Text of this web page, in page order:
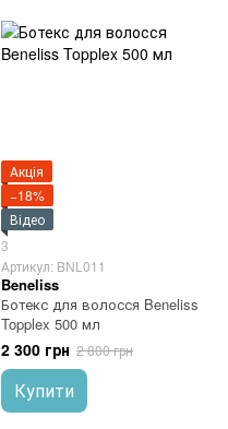
Акція
−18%
Відео
3
Артикул: BNL011
Beneliss
Ботекс для волосся Beneliss
Topplex 500 мл
2 300 грн 2 800 грн
Купити